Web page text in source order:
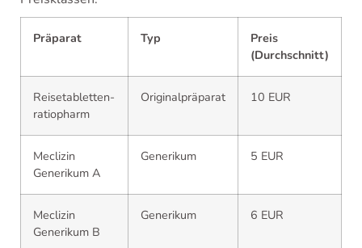
Präparat Typ
Preis
(Durchschnitt)
Reisetabletten-
ratiopharm
Originalpräparat 10 EUR
Meclizin
Generikum A
Generikum 5 EUR
Meclizin
Generikum B
Generikum 6 EUR